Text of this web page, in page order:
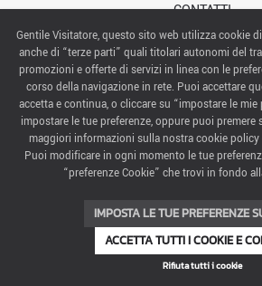
CONTATTI
ABOUT US
ITALIAN EXHIBITION GROUP SpA All
Via Emilia 155, 47921
CF/PI 00139440408, Registro Imprese: Rimini P.I e n. Reg.
52.214.897 i.v.
Gentile Visitatore, questo sito web utilizza cookie
anche di “terze parti” quali titolari autonomi del
promozioni e offerte di servizi in linea con le
corso della navigazione in rete. Puoi accettare
accetta e continua, o cliccare su “impostare le
impostare le tue preferenze, oppure puoi
maggiori informazioni sulla nostra cookie
Puoi modificare in ogni momento le tue
“preferenze Cookie” che trovi in fondo
IMPOSTA LE TUE PREFERENZE
ACCETTA TUTTI I COOKIE E
Rifiuta tutti i cookie